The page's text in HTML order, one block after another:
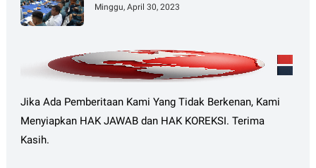
Minggu, April 30, 2023
Jika Ada Pemberitaan Kami Yang Tidak Berkenan, Kami
Menyiapkan HAK JAWAB dan HAK KOREKSI. Terima
Kasih.